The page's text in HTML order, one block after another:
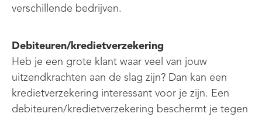
verschillende bedrijven.
Debiteuren/kredietverzekering
Heb je een grote klant waar veel van jouw
uitzendkrachten aan de slag zijn? Dan kan een
kredietverzekering interessant voor je zijn. Een
debiteuren/kredietverzekering beschermt je tegen